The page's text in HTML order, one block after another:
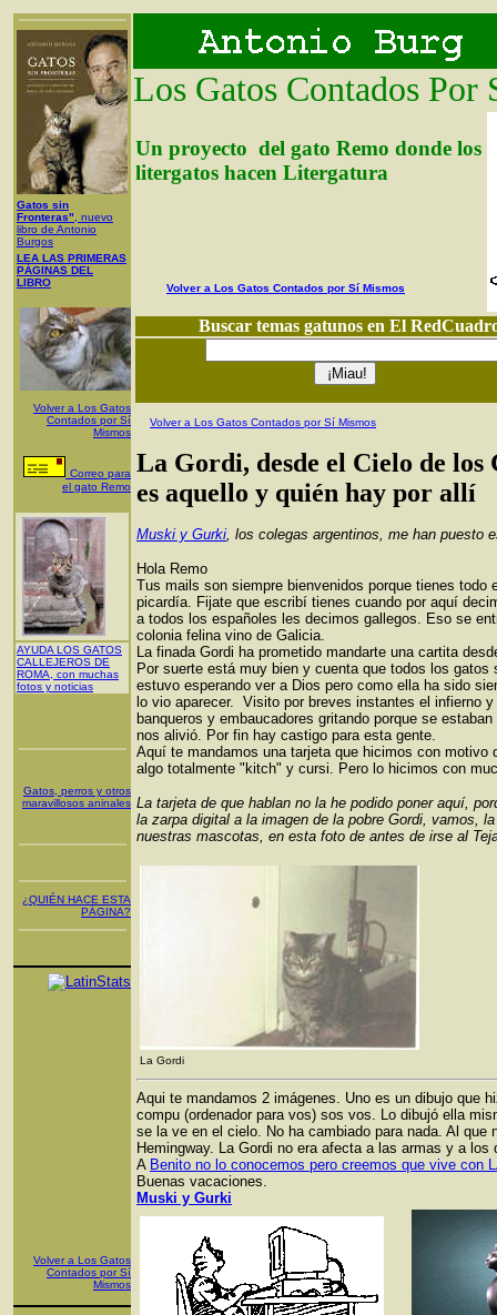
Gatos sin
Fronteras" , nuevo
libro de Antonio
Burgos
LEA LAS PRIMERAS
PÁGINAS DEL
LIBRO
Volver a Los Gatos
Contados por Sí
Mismos
Correo para
el gato Remo
AYUDA LOS GATOS
CALLEJEROS DE
ROMA, con muchas
fotos y noticias
Gatos, perros y otros
maravillosos aninales
¿QUIÉN HACE ESTA
PÁGINA?
Volver a Los Gatos
Contados por Sí
Mismos
Los Gatos Contados Por
Un proyecto del gato Remo donde los
litergatos hacen Litergatura
Volver a Los Gatos Contados por Sí Mismos
Buscar temas gatunos en El
Volver a Los Gatos Contados por Sí Mismos
La Gordi, desde el Cielo de los
es aquello y quién hay por allí
Muski y Gurki, los colegas argentinos, me han puesto
Hola Remo
Tus mails son siempre bienvenidos porque tienes todo
picardía. Fijate que escribí tienes cuando por aquí
a todos los españoles les decimos gallegos. Eso se
colonia felina vino de Galicia.
La finada Gordi ha prometido mandarte una cartita
Por suerte está muy bien y cuenta que todos los
estuvo esperando ver a Dios pero como ella ha sido
lo vio aparecer. Visito por breves instantes el infierno
banqueros y embaucadores gritando porque se
nos alivió. Por fin hay castigo para esta gente.
Aquí te mandamos una tarjeta que hicimos con motivo
algo totalmente "kitch" y cursi. Pero lo hicimos con
La tarjeta de que hablan no la he podido poner aquí,
la zarpa digital a la imagen de la pobre Gordi, vamos,
nuestras mascotas, en esta foto de antes de irse al
La Gordi
Aqui te mandamos 2 imágenes. Uno es un dibujo que
compu (ordenador para vos) sos vos. Lo dibujó ella
se la ve en el cielo. No ha cambiado para nada. Al que
Hemingway. La Gordi no era afecta a las armas y a los
A Benito no lo conocemos pero creemos que vive con
Buenas vacaciones.
Muski y Gurki